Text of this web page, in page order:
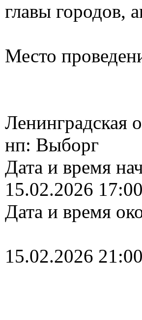
главы городов,
Место
Ленинградская
нп: Выборг
Дата и время
15.02.2026 17:00
Дата и время
15.02.2026 21:00